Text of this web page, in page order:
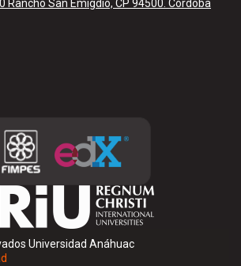
Rancho San Emigdio, CP 94500. Córdoba
Universidad Anáhuac